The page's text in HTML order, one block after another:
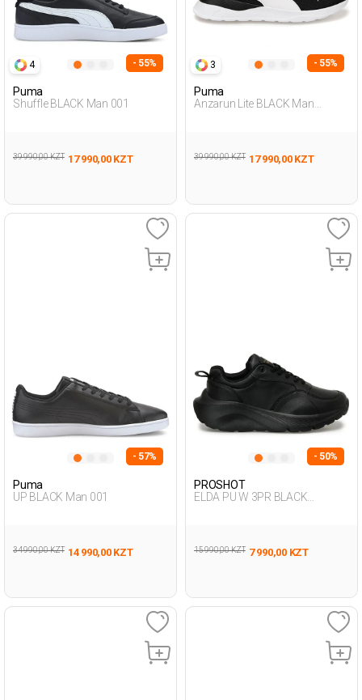
4 - 55%
Puma
Shuffle BLACK Man 001
39 990,00 KZT 17 990,00 KZT
3 - 55%
Puma
Anzarun Lite BLACK Man
39 990,00 KZT 17 990,00 KZT
- 57%
Puma
UP BLACK Man 001
34 990,00 KZT 14 990,00 KZT
- 50%
PROSHOT
ELDA PU W 3PR BLACK
15 990,00 KZT 7 990,00 KZT